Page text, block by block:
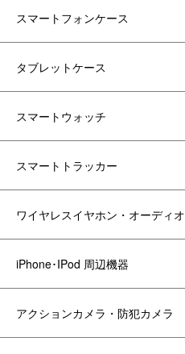
スマートフォンケース
タブレットケース
スマートウォッチ
スマートトラッカー
ワイヤレスイヤホン・オーディオ
iPhone･IPod 周辺機器
アクションカメラ・防犯カメラ